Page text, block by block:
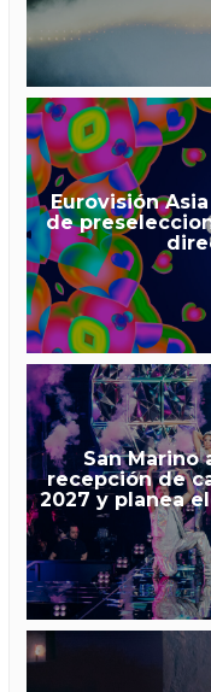
Eurovisión
de
San Marino
recepción de
2027 y planea